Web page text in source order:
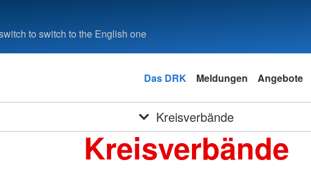
to switch to the English one
Das DRK Meldungen Angebote
Kreisverbände
Kreisverbände